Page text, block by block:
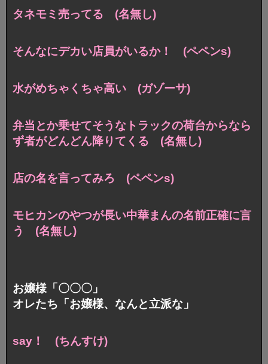
タネモミ売ってる (名無し)
そんなにデカい店員がいるか！ (ペペンs)
水がめちゃくちゃ高い (ガゾーサ)
弁当とか乗せてそうなトラックの荷台からなら
ず者がどんどん降りてくる (名無し)
店の名を言ってみろ (ペペンs)
モヒカンのやつが長い中華まんの名前正確に言
う (名無し)
お嬢様「〇〇〇」
オレたち「お嬢様、なんと立派な」
say！ (ちんすけ)